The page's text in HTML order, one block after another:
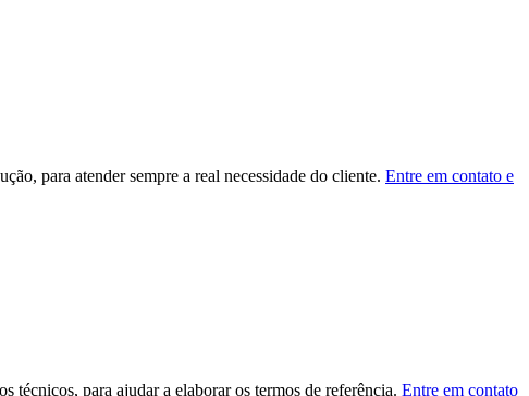
para atender sempre a real necessidade do cliente. Entre em contato e
técnicos, para ajudar a elaborar os termos de referência. Entre em contato